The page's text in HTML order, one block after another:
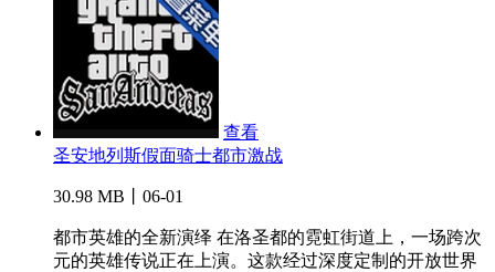
查看
圣安地列斯假面骑士都市激战
30.98 MB丨06-01
都市英雄的全新演绎 在洛圣都的霓虹街道上，一场跨次
元的英雄传说正在上演。这款经过深度定制的开放世界